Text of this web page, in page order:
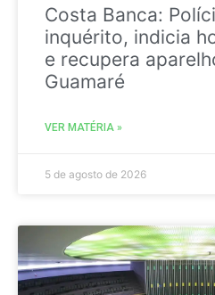
Costa Banca:
inquérito, indicia
e recupera
Guamaré
VER MATÉRIA »
5 de agosto de 2026